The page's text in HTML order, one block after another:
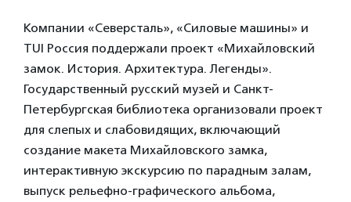
Компании «Северсталь», «Силовые машины» и
TUI Россия поддержали проект «Михайловский
замок. История. Архитектура. Легенды».
Государственный русский музей и Санкт-
Петербургская библиотека организовали проект
для слепых и слабовидящих, включающий
создание макета Михайловского замка,
интерактивную экскурсию по парадным залам,
выпуск рельефно-графического альбома,